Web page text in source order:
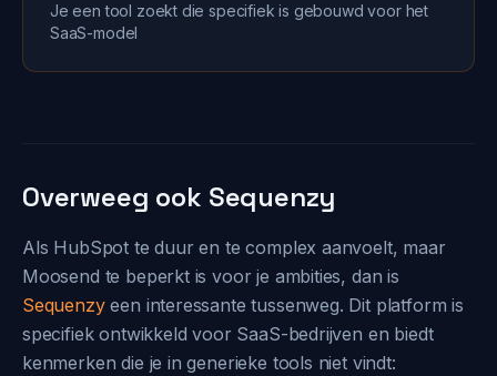
Je een tool zoekt die specifiek is gebouwd voor het
SaaS-model
Overweeg ook Sequenzy
Als HubSpot te duur en te complex aanvoelt, maar
Moosend te beperkt is voor je ambities, dan is
Sequenzyeen interessante tussenweg. Dit platform is
specifiek ontwikkeld voor SaaS-bedrijven en biedt
kenmerken die je in generieke tools niet vindt: